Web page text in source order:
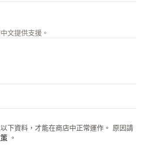
文提供支援。
下資料，才能在商店中正常運作。 原因請
。